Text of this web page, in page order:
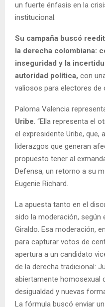
un fuerte énfasis en la
institucional.
Su campaña buscó
la derecha colombiana:
inseguridad y la
autoridad política, con
valiosos para electores de
Paloma Valencia
Uribe. “Ella representa el
el expresidente Uribe, que,
liderazgos que generan
propuesto tener al
Defensa, un retorno a su
Eugenie Richard.
La apuesta tanto en el
sido la moderación, según
Giraldo. Esa moderación,
para capturar votos de
apertura a un candidato
de la derecha tradicional:
abiertamente homosexual
desigualdad y nuevas
La fórmula buscó enviar